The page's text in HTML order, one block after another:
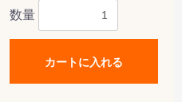
数量
カートに入れる